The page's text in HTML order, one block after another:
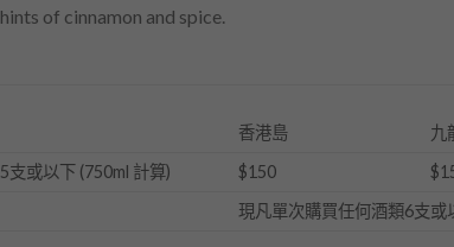
hints of cinnamon and spice.
香港島 九
5支或以下 (750ml 計算)
$150
現凡單次購買任何酒類6支或